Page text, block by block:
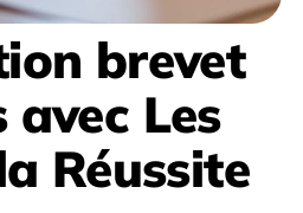
brevet
avec Les
Réussite